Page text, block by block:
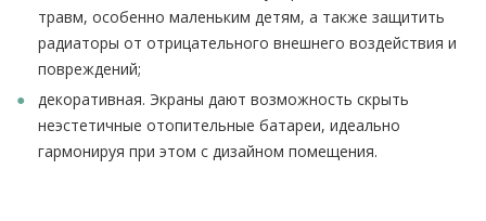
травм, особенно маленьким детям, а также защитить
радиаторы от отрицательного внешнего воздействия и
повреждений;
декоративная. Экраны дают возможность скрыть
неэстетичные отопительные батареи, идеально
гармонируя при этом с дизайном помещения.